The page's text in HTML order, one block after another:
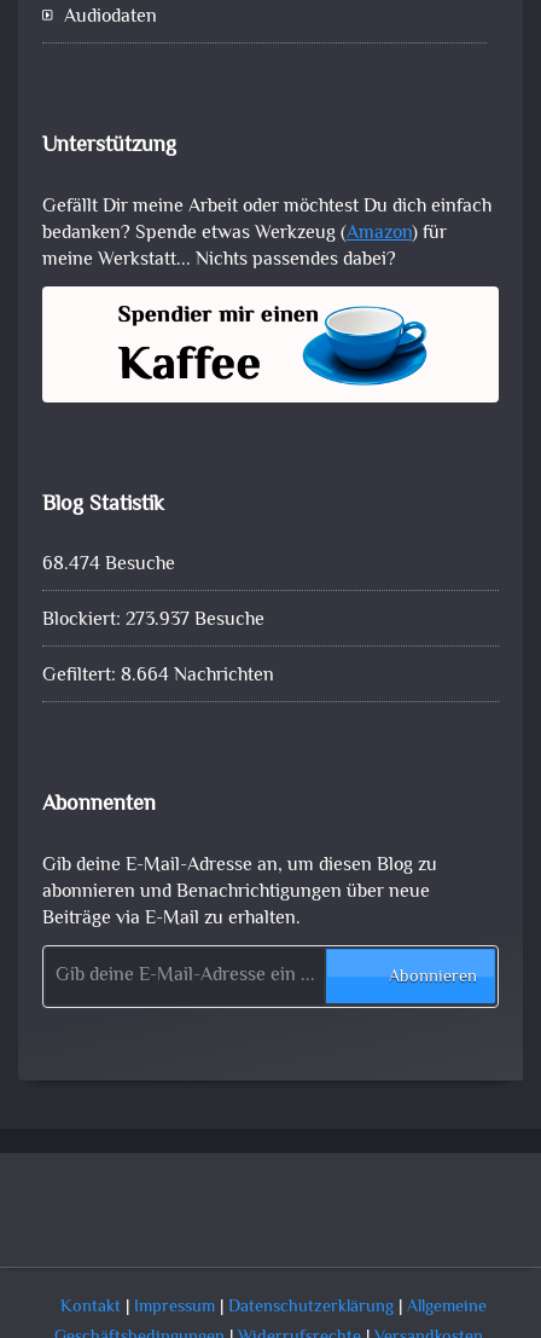
Audiodaten
Unterstützung
Gefällt Dir meine Arbeit oder möchtest Du dich einfach
bedanken? Spende etwas Werkzeug (Amazon) für
meine Werkstatt... Nichts passendes dabei?
Blog Statistik
68.474 Besuche
Blockiert: 273.937 Besuche
Gefiltert: 8.664 Nachrichten
Abonnenten
Gib deine E-Mail-Adresse an, um diesen Blog zu
abonnieren und Benachrichtigungen über neue
Beiträge via E-Mail zu erhalten.
Gib deine E-Mail-Adresse ein ...
Abonnieren
Kontakt| Impressum|Datenschutzerklärung|Allgemeine